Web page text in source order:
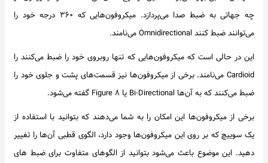
چه جهاتی به ضبط صدا می‌پردازد. میکروفون‌هایی که ۳۶۰ درجه خود را
می‌توانند ضبط کنند Omnidirectional می‌نامند.
این در حالی است که میکروفون‌هایی که تنها روبروی خود را ضبط می‌کنند را
Cardioid می‌نامند. برخی از میکروفون‌ها نیز قسمت‌های پشت و جلوی خود را
ضبط می‌کنند که به آن‌ها Bi-Directional یا Figure ۸ گفته می‌شود.
برخی از میکروفون‌ها این امکان را به شما می‌دهند که بتوانید با استفاده از
یک سوییچ که بر روی این میکروفون‌ها وجود دارد، الگوی قطبی آن‌ها را تغییر
دهید. این موضوع باعث می‌شود بتوانید از الگوهای متفاوت برای ضبط های